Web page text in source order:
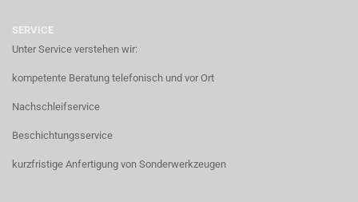
SERVICE
Unter Service verstehen wir:
kompetente Beratung telefonisch und vor Ort
Nachschleifservice
Beschichtungsservice
kurzfristige Anfertigung von Sonderwerkzeugen